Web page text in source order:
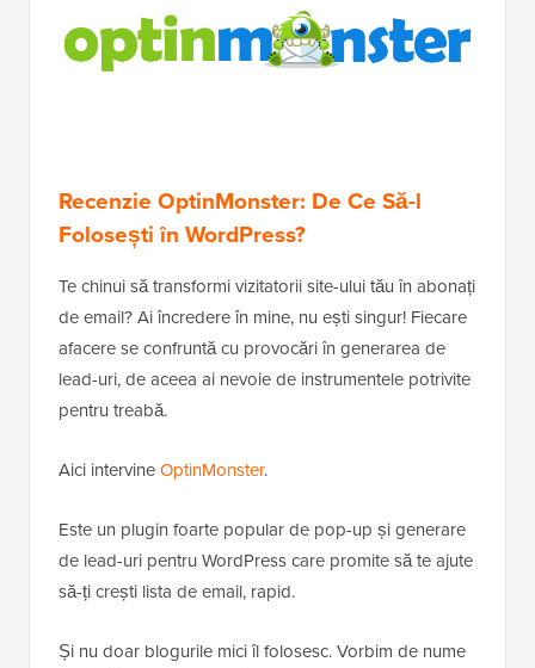
Recenzie OptinMonster: De Ce Să-l
Folosești în WordPress?
Te chinui să transformi vizitatorii site-ului tău în abonați
de email? Ai încredere în mine, nu ești singur! Fiecare
afacere se confruntă cu provocări în generarea de
lead-uri, de aceea ai nevoie de instrumentele potrivite
pentru treabă.
Aici intervineOptinMonster.
Este un plugin foarte popular de pop-up și generare
de lead-uri pentru WordPress care promite să te ajute
să-ți crești lista de email, rapid.
Și nu doar blogurile mici îl folosesc. Vorbim de nume